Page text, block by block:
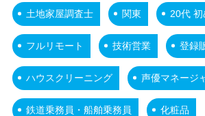
土地家屋調査士 関東 20代
フルリモート 技術営業 登録
ハウスクリーニング 声優マネージ
鉄道乗務員・船舶乗務員 化粧品